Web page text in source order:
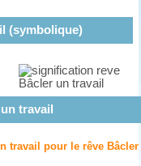
(symbolique)
travail
travail pour le rêve Bâcler